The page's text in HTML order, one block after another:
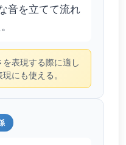
音を立てて流れ
表現する際に適し
にも使える。